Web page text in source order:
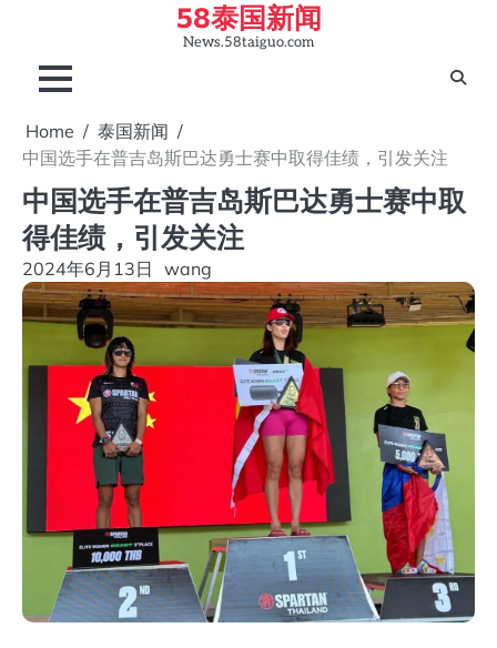
content
58泰国新闻
News.58taiguo.com
Home
泰国新闻
中国选手在普吉岛斯巴达勇士赛中取得佳绩，引发关注
中国选手在普吉岛斯巴达勇士赛中取
得佳绩，引发关注
2024年6月13日 wang